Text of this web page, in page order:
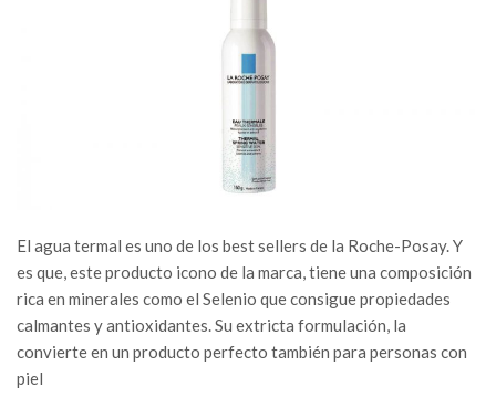
El agua termal es uno de los best sellers de la Roche-Posay. Y
es que, este producto icono de la marca, tiene una composición
rica en minerales como el Selenio que consigue propiedades
calmantes y antioxidantes. Su extricta formulación, la
convierte en un producto perfecto también para personas con
piel